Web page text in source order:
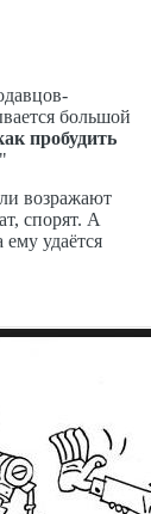
большой
пробудить
возражают
спорят. А
ему удаётся